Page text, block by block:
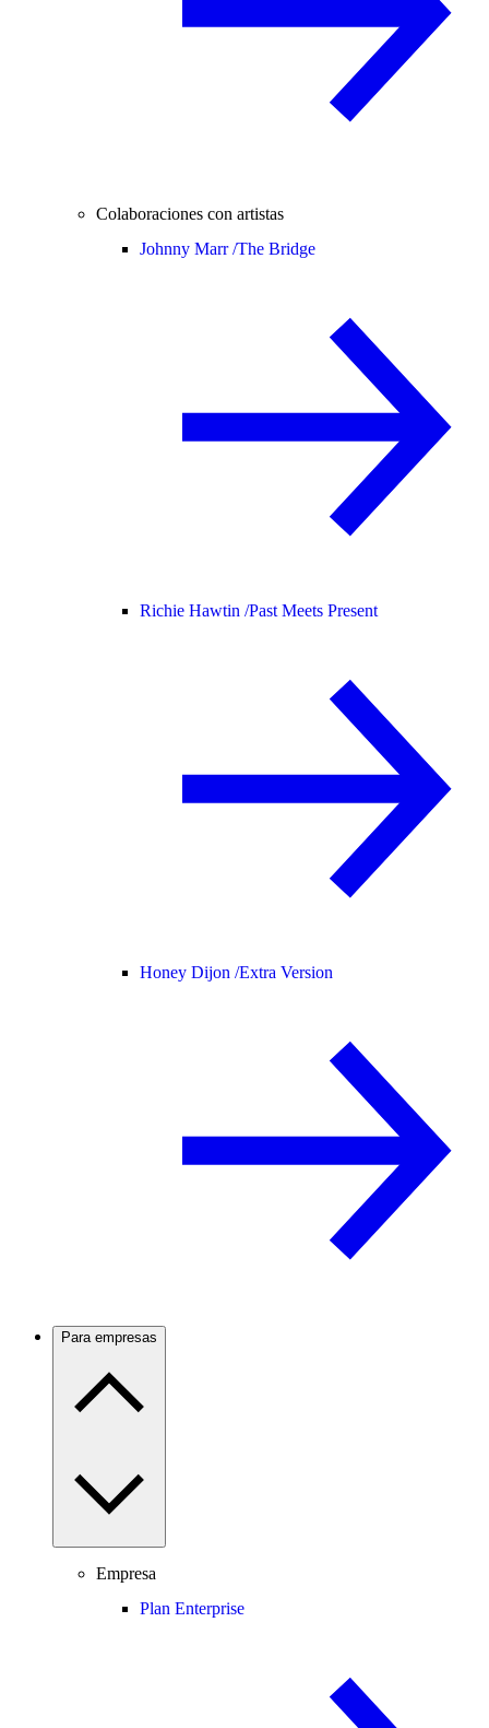
Colaboraciones con artistas
Johnny Marr /The Bridge
Richie Hawtin /Past Meets Present
Honey Dijon /Extra Version
Para empresas
Empresa
Plan Enterprise